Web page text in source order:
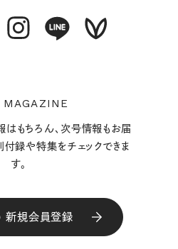
はもちろん、次号情報もお届
付録や特集をチェックできま
す。
新規会員登録